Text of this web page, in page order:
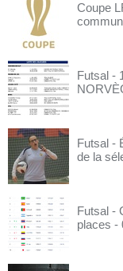
Coupe
Futsal -
Futsal -
de la
Futsal -
places -